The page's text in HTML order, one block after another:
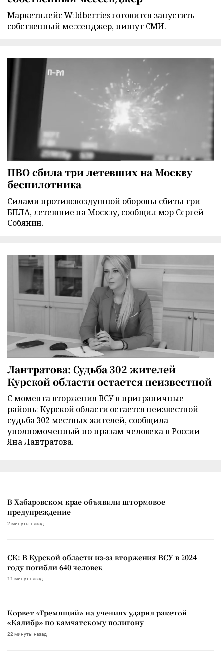
Маркетплейс Wildberries готовится запустить
собственный мессенджер, пишут СМИ.
ПВО сбила три летевших на Москву
беспилотника
Силами противовоздушной обороны сбиты три
БПЛА, летевшие на Москву, сообщил мэр Сергей
Собянин.
Лантратова: Судьба 302 жителей
Курской области остается неизвестной
С момента вторжения ВСУ в приграничные
районы Курской области остается неизвестной
судьба 302 местных жителей, сообщила
уполномоченный по правам человека в России
Яна Лантратова.
В Хабаровском крае объявили штормовое
предупреждение
2 минуты назад
СК: В Курской области из-за вторжения ВСУ в 2024
году погибли 640 человек
11 минут назад
Корвет «Гремящий» на учениях ударил ракетой
«Калибр» по камчатскому полигону
22 минуты назад